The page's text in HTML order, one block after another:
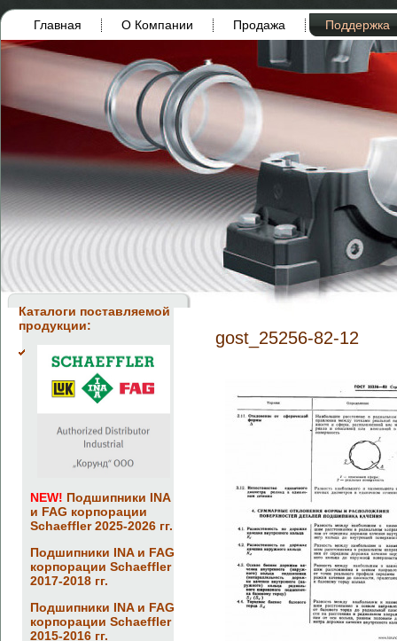
Главная О Компании Продажа Поддержка
Каталоги поставляемой
продукции:
NEW! Подшипники INA
и FAG корпорации
Schaeffler 2025-2026 гг.
Подшипники INA и FAG
корпорации Schaeffler
2017-2018 гг.
Подшипники INA и FAG
корпорации Schaeffler
2015-2016 гг.
gost_25256-82-12